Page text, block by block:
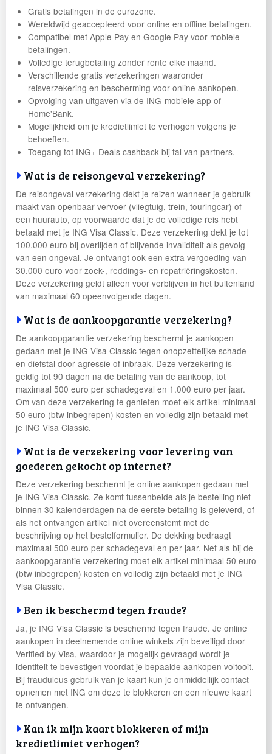
Gratis betalingen in de eurozone.
Wereldwijd geaccepteerd voor online en offline betalingen.
Compatibel met Apple Pay en Google Pay voor mobiele
betalingen.
Volledige terugbetaling zonder rente elke maand.
Verschillende gratis verzekeringen waaronder
reisverzekering en bescherming voor online aankopen.
Opvolging van uitgaven via de ING-mobiele app of
Home'Bank.
Mogelijkheid om je kredietlimiet te verhogen volgens je
behoeften.
Toegang tot ING+ Deals cashback bij tal van partners.
Wat is de reisongeval verzekering?
De reisongeval verzekering dekt je reizen wanneer je gebruik
maakt van openbaar vervoer (vliegtuig, trein, touringcar) of
een huurauto, op voorwaarde dat je de volledige reis hebt
betaald met je ING Visa Classic. Deze verzekering dekt je tot
100.000 euro bij overlijden of blijvende invaliditeit als gevolg
van een ongeval. Je ontvangt ook een extra vergoeding van
30.000 euro voor zoek-, reddings- en repatriëringskosten.
Deze verzekering geldt alleen voor verblijven in het buitenland
van maximaal 60 opeenvolgende dagen.
Wat is de aankoopgarantie verzekering?
De aankoopgarantie verzekering beschermt je aankopen
gedaan met je ING Visa Classic tegen onopzettelijke schade
en diefstal door agressie of inbraak. Deze verzekering is
geldig tot 90 dagen na de betaling van de aankoop, tot
maximaal 500 euro per schadegeval en 1.000 euro per jaar.
Om van deze verzekering te genieten moet elk artikel minimaal
50 euro (btw inbegrepen) kosten en volledig zijn betaald met
je ING Visa Classic.
Wat is de verzekering voor levering van
goederen gekocht op internet?
Deze verzekering beschermt je online aankopen gedaan met
je ING Visa Classic. Ze komt tussenbeide als je bestelling niet
binnen 30 kalenderdagen na de eerste betaling is geleverd, of
als het ontvangen artikel niet overeenstemt met de
beschrijving op het bestelformulier. De dekking bedraagt
maximaal 500 euro per schadegeval en per jaar. Net als bij de
aankoopgarantie verzekering moet elk artikel minimaal 50 euro
(btw inbegrepen) kosten en volledig zijn betaald met je ING
Visa Classic.
Ben ik beschermd tegen fraude?
Ja, je ING Visa Classic is beschermd tegen fraude. Je online
aankopen in deelnemende online winkels zijn beveiligd door
Verified by Visa, waardoor je mogelijk gevraagd wordt je
identiteit te bevestigen voordat je bepaalde aankopen voltooit.
Bij frauduleus gebruik van je kaart kun je onmiddellijk contact
opnemen met ING om deze te blokkeren en een nieuwe kaart
te ontvangen.
Kan ik mijn kaart blokkeren of mijn
kredietlimiet verhogen?